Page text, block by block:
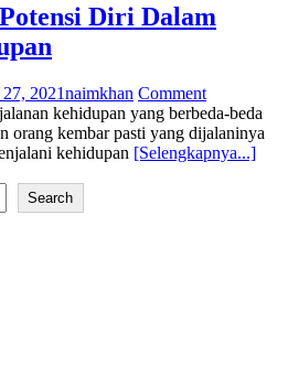
Diri Dalam
2021naimkhan Comment
kehidupan yang berbeda-beda
orang kembar pasti yang dijalaninya
kehidupan [Selengkapnya...]
Search